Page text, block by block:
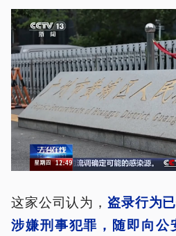
这家公司认为， 盗录行为
涉嫌刑事犯罪，随即向公